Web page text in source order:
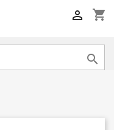
shopping_cart

